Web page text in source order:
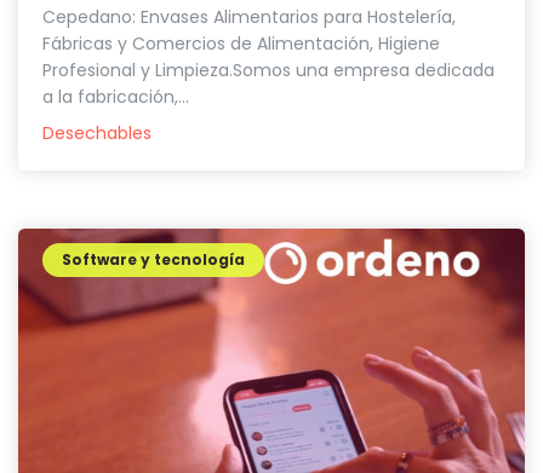
Cepedano: Envases Alimentarios para Hostelería,
Fábricas y Comercios de Alimentación, Higiene
Profesional y Limpieza.Somos una empresa dedicada
a la fabricación,...
Desechables
Software y tecnología